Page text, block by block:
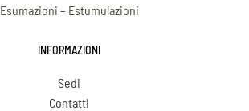
Esumazioni – Estumulazioni
INFORMAZIONI
Sedi
Contatti